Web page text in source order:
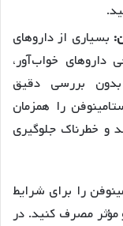
بسیاری از داروهای
داروهای خواب‌آور،
بررسی دقیق
را همزمان
خطرناک جلوگیری
را برای شرایط
مؤثر مصرف کنید. در